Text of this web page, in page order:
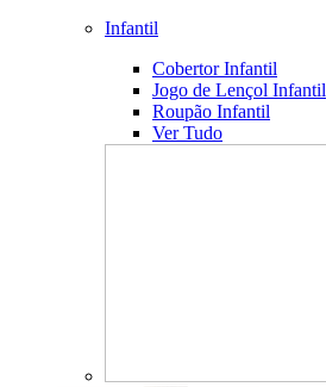
Infantil
Cobertor Infantil
Jogo de Lençol Infantil
Roupão Infantil
Ver Tudo